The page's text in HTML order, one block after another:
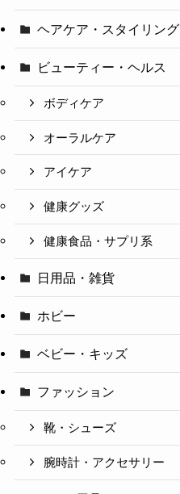
ヘアケア・スタイリング
ビューティー・ヘルス
ボディケア
オーラルケア
アイケア
健康グッズ
健康食品・サプリ系
日用品・雑貨
ホビー
ベビー・キッズ
ファッション
靴・シューズ
腕時計・アクセサリー